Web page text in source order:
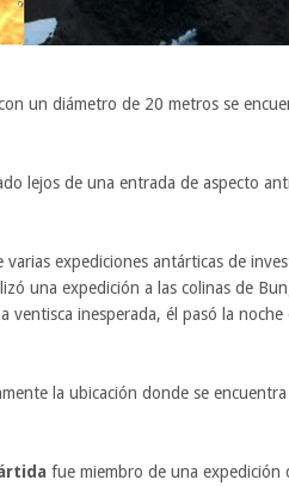
un diámetro de 20 metros se
lejos de una entrada de aspecto
expediciones antárticas de
una expedición a las colinas de
inesperada, él pasó la noche
la ubicación donde se
fue miembro de una expedición